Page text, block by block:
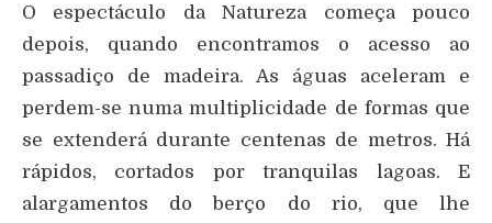
O espectáculo da Natureza começa pouco
depois, quando encontramos o acesso ao
passadiço de madeira. As águas aceleram e
perdem-se numa multiplicidade de formas que
se extenderá durante centenas de metros. Há
rápidos, cortados por tranquilas lagoas. E
alargamentos do berço do rio, que lhe